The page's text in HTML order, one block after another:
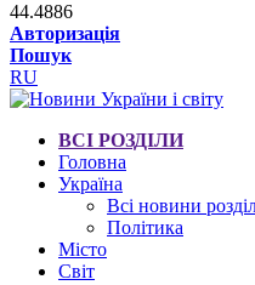
44.4886
Авторизація
Пошук
RU
ВСІ РОЗДІЛИ
Головна
Україна
Всі новини
Політика
Місто
Світ